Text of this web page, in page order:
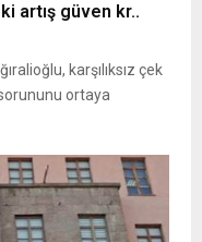
artış güven kr..
karşılıksız çek
ortaya